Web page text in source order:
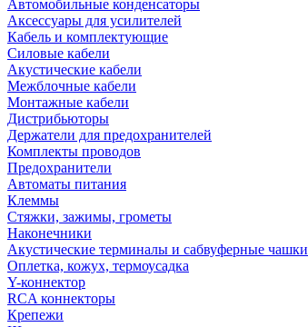
Автомобильные конденсаторы
Аксессуары для усилителей
Кабель и комплектующие
Силовые кабели
Акустические кабели
Межблочные кабели
Монтажные кабели
Дистрибьюторы
Держатели для предохранителей
Комплекты проводов
Предохранители
Автоматы питания
Клеммы
Стяжки, зажимы, грометы
Наконечники
Акустические терминалы и сабвуферные чашки
Оплетка, кожух, термоусадка
Y-коннектор
RCA коннекторы
Крепежи